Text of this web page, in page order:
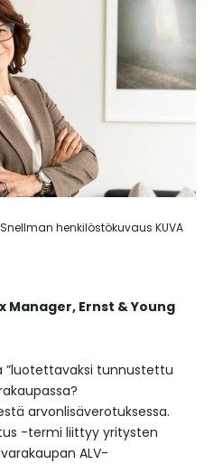
Snellman henkilöstökuvaus KUVA
Manager, Ernst & Young
tunnustettu
arvonlisäverotuksessa.
-termi liittyy yritysten
ALV-